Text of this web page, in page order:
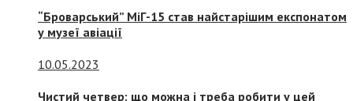
“Броварський” МіГ-15 став найстарішим експонатом
у музеї авіації
10.05.2023
Чистий четвер: що можна і треба робити у цей